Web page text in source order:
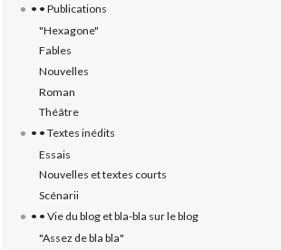
• • Publications
"Hexagone"
Fables
Nouvelles
Roman
Théâtre
• • Textes inédits
Essais
Nouvelles et textes courts
Scénarii
• • Vie du blog et bla-bla sur le blog
"Assez de bla bla"